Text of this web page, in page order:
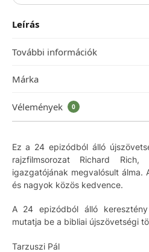
Leírás
További információk
Márka
Vélemények 0
Ez a 24 epizódból álló
rajzfilmsorozat Richard
igazgatójának megvalósult álma.
és nagyok közös kedvence.
A 24 epizódból álló
mutatja be a bibliai újszövetségi
Tarzuszi Pál